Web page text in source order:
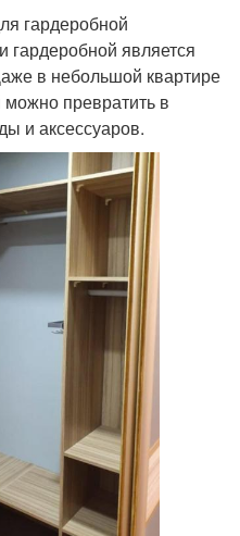
гардеробной
является
в небольшой квартире
превратить в
и аксессуаров.